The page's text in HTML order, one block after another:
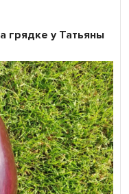
грядке у Татьяны